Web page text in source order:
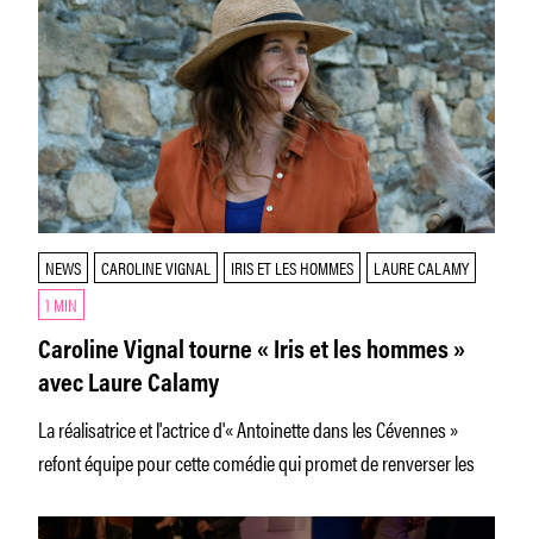
NEWS CAROLINE VIGNAL IRIS ET LES HOMMES
LAURE CALAMY
1 MIN
Caroline Vignal tourne « Iris et les hommes »
avec Laure Calamy
La réalisatrice et l'actrice d'« Antoinette dans les Cévennes »
refont équipe pour cette comédie qui promet de renverser les